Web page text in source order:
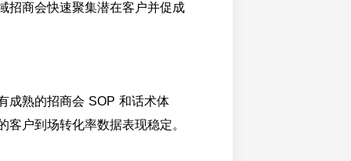
招商会快速聚集潜在客户并促成
成熟的招商会 SOP 和话术体
客户到场转化率数据表现稳定。